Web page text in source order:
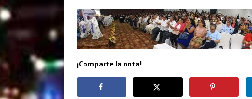
¡Comparte la nota!